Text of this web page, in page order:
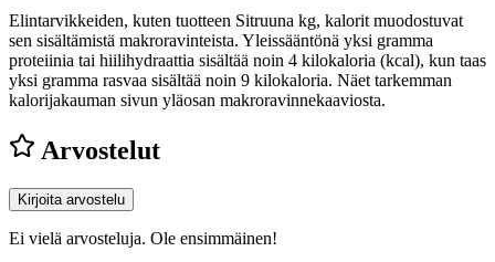
Elintarvikkeiden, kuten tuotteen Sitruuna kg, kalorit muodostuvat
sen sisältämistä makroravinteista. Yleissääntönä yksi gramma
proteiinia tai hiilihydraattia sisältää noin 4 kilokaloria (kcal), kun taas
yksi gramma rasvaa sisältää noin 9 kilokaloria. Näet tarkemman
kalorijakauman sivun yläosan makroravinnekaaviosta.
Arvostelut
Kirjoita arvostelu
Ei vielä arvosteluja. Ole ensimmäinen!